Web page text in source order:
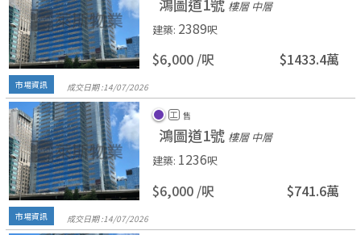
鴻圖道1號 樓層 中層
建築: 2389呎
$6,000 /呎 $1433.4萬
市場資訊 成交日期 :14/07/2026
工 售
鴻圖道1號 樓層 中層
建築: 1236呎
$6,000 /呎 $741.6萬
市場資訊 成交日期 : 14/07/2026